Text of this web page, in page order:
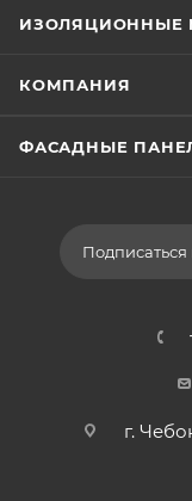
ИЗОЛЯЦИОННЫЕ
КОМПАНИЯ
ФАСАДНЫЕ
г.